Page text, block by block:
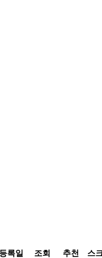
등록일 조회 추천 스